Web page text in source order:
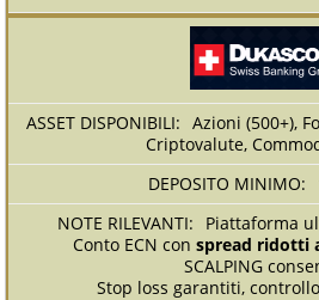
Azioni (500+),
Criptovalute,
Piattaforma
Conto ECN con spread ridotti
SCALPING
Stop loss garantiti,